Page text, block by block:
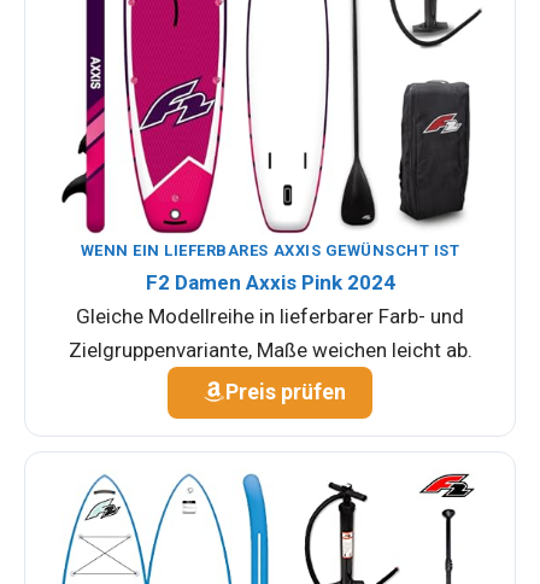
WENN EIN LIEFERBARES AXXIS GEWÜNSCHT IST
F2 Damen Axxis Pink 2024
Gleiche Modellreihe in lieferbarer Farb- und
Zielgruppenvariante, Maße weichen leicht ab.
Preis prüfen